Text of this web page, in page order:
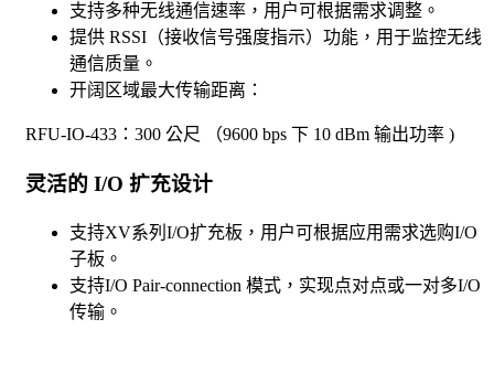
支持多种无线通信速率，用户可根据需求调整。
提供 RSSI（接收信号强度指示）功能，用于监控无线
通信质量。
开阔区域最大传输距离：
RFU-IO-433：300 公尺 （9600 bps 下 10 dBm 输出功率 )
灵活的 I/O 扩充设计
支持XV系列I/O扩充板，用户可根据应用需求选购I/O
子板。
支持I/O Pair-connection 模式，实现点对点或一对多I/O
传输。